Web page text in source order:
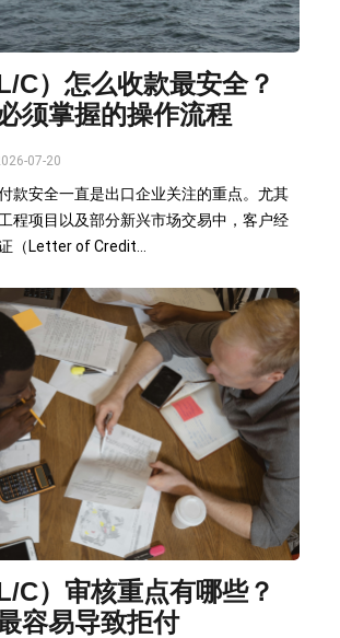
C）怎么收款最安全？
须掌握的操作流程
07-20
款安全一直是出口企业关注的重点。尤其
程项目以及部分新兴市场交易中，客户经
（Letter of Credit...
C）审核重点有哪些？
容易导致拒付